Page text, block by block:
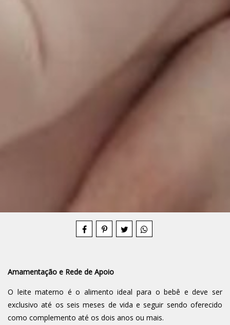
Amamentação e Rede de Apoio
O leite materno é o alimento ideal para o bebê e deve ser
exclusivo até os seis meses de vida e seguir sendo oferecido
como complemento até os dois anos ou mais.